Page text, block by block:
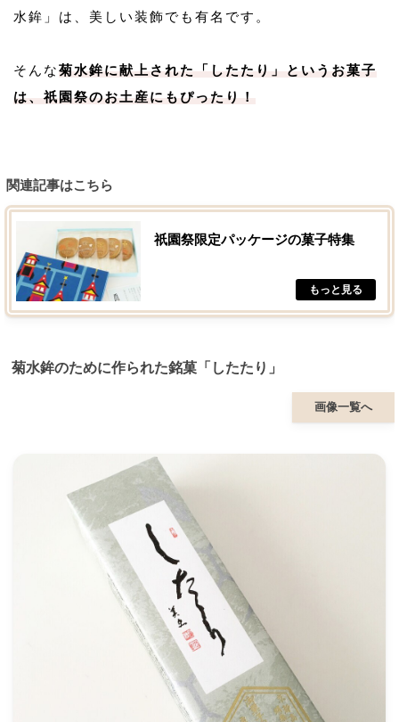
水鉾」は、美しい装飾でも有名です。
そんな菊水鉾に献上された「したたり」というお菓子
は、祇園祭のお土産にもぴったり！
関連記事はこちら
祇園祭限定パッケージの菓子特集
菊水鉾のために作られた銘菓「したたり」
画像一覧へ